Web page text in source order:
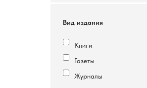
Вид издания
Книги
Газеты
Журналы